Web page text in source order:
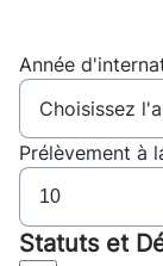
Année
Prélèvement à
Statuts et